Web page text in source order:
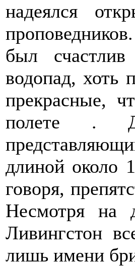
надеялся
был
водопад, хоть
прекрасные,
полете .
длиной около
говоря,
Несмотря на
Ливингстон
лишь имени